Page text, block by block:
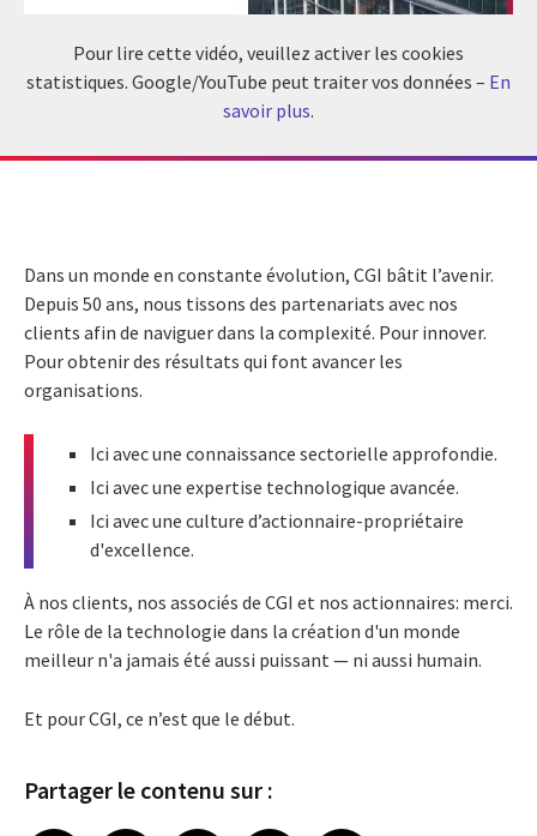
Pour lire cette vidéo, veuillez activer les cookies
statistiques. Google/YouTube peut traiter vos données – En
savoir plus.
Dans un monde en constante évolution, CGI bâtit l’avenir.
Depuis 50 ans, nous tissons des partenariats avec nos
clients afin de naviguer dans la complexité. Pour innover.
Pour obtenir des résultats qui font avancer les
organisations.
Ici avec une connaissance sectorielle approfondie.
Ici avec une expertise technologique avancée.
Ici avec une culture d’actionnaire-propriétaire
d'excellence.
À nos clients, nos associés de CGI et nos actionnaires: merci.
Le rôle de la technologie dans la création d'un monde
meilleur n'a jamais été aussi puissant — ni aussi humain.
Et pour CGI, ce n’est que le début.
Partager le contenu sur :